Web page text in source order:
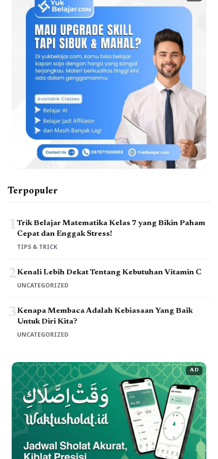
Terpopuler
1Trik Belajar Matematika Kelas 7 yang Bikin Paham
Cepat dan Enggak Stress!
TIPS & TRICK
2Kenali Lebih Dekat Tentang Kebutuhan Vitamin C
UNCATEGORIZED
3Kenapa Membaca Adalah Kebiasaan Yang Baik
Untuk Diri Kita?
UNCATEGORIZED
AD